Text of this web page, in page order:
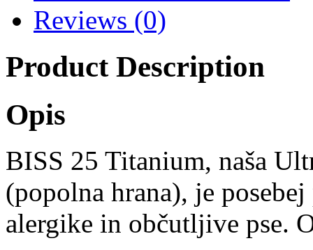
Reviews (0)
Product Description
Opis
BISS 25 Titanium, naša
(popolna hrana), je
alergike in občutljive pse.